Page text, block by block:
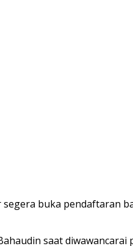
segera buka pendaftaran
saat diwawancarai